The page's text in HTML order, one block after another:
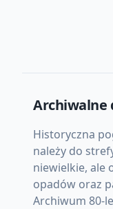
Archiwalne
Historyczna
należy do
niewielkie, ale
opadów oraz
Archiwum 80-